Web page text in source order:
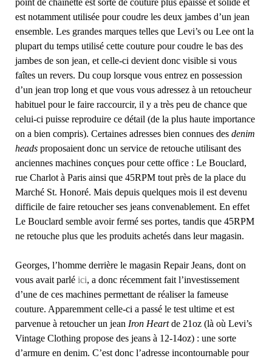
est notamment utilisée pour coudre les deux jambes d’un jean
ensemble. Les grandes marques telles que Levi’s ou Lee ont la
plupart du temps utilisé cette couture pour coudre le bas des
jambes de son jean, et celle-ci devient donc visible si vous
faîtes un revers. Du coup lorsque vous entrez en possession
d’un jean trop long et que vous vous adressez à un retoucheur
habituel pour le faire raccourcir, il y a très peu de chance que
celui-ci puisse reproduire ce détail (de la plus haute importance
on a bien compris). Certaines adresses bien connues des denim
heads proposaient donc un service de retouche utilisant des
anciennes machines conçues pour cette office : Le Bouclard,
rue Charlot à Paris ainsi que 45RPM tout près de la place du
Marché St. Honoré. Mais depuis quelques mois il est devenu
difficile de faire retoucher ses jeans convenablement. En effet
Le Bouclard semble avoir fermé ses portes, tandis que 45RPM
ne retouche plus que les produits achetés dans leur magasin.
Georges, l’homme derrière le magasin Repair Jeans, dont on
vous avait parlé ici, a donc récemment fait l’investissement
d’une de ces machines permettant de réaliser la fameuse
couture. Apparemment celle-ci a passé le test ultime et est
parvenue à retoucher un jean Iron Heartde 21oz (là où Levi’s
Vintage Clothing propose des jeans à 12-14oz) : une sorte
d’armure en denim. C’est donc l’adresse incontournable pour